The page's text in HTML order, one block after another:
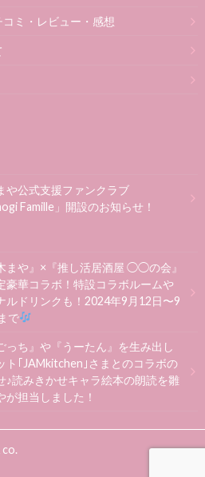
ミ・レビュー・感想
や公式支援ファンクラブ
Famille」開設のお知らせ！
まや』×『推し活居酒屋 ◯◯の会』
豪華コラボ！特設コラボルームや
ルドリンクも！2024年9月12日〜9
で
っち』や『うーたん』を生み出し
ト｢JAMkitchen｣さまとのコラボの
♪読みきかせキャラ絵本の朗読を雛
が担当しました！